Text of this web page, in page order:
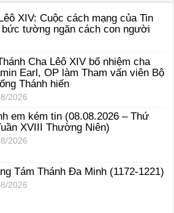
XIV: Cuộc cách mạng của Tin
tường ngăn cách con người
Cha Lêô XIV bổ nhiệm cha
Earl, OP làm Tham vấn viên Bộ
Thánh hiến
2026
em kém tin (08.08.2026 – Thứ
XVIII Thường Niên)
2026
Tám Thánh Ða Minh (1172-1221)
2026